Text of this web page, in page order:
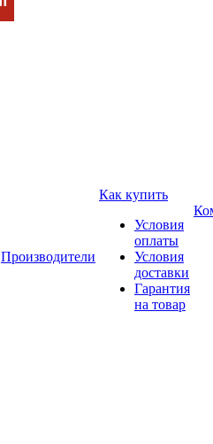
Производители
Как купить
Условия
оплаты
Условия
доставки
Гарантия
на товар